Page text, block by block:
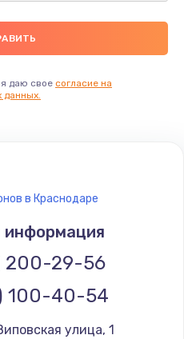
данных
попадания влаги
руб.
стекла
руб.
даю свое согласие на
данных.
в Краснодаре
информация
200-29-56
100-40-54
улица, 1